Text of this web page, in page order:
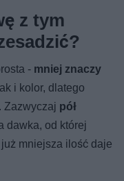
z tym
- mniej znaczy
i kolor, dlatego
Zazwyczaj pół
dawka, od której
mniejsza ilość daje